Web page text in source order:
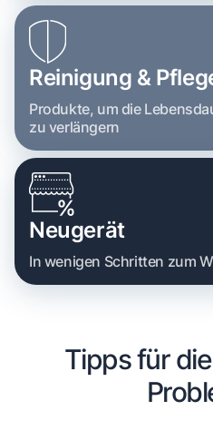
Reinigung &
Produkte, um die
zu verlängern
Neugerät
In wenigen Schritten zum
Tipps für